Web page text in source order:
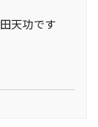
天功です